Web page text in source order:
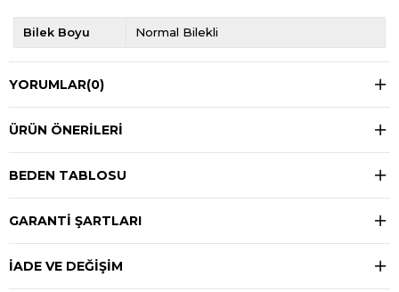
Bilek Boyu Normal Bilekli
YORUMLAR(0)
ÜRÜN ÖNERILERI
BEDEN TABLOSU
GARANTİ ŞARTLARI
İADE VE DEĞİŞİM